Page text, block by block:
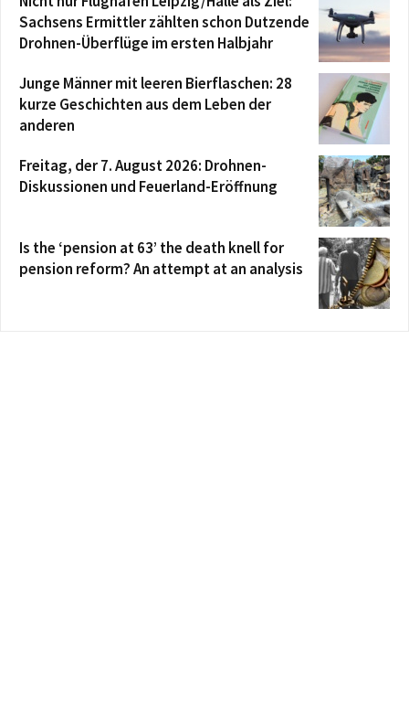
Sachsens Ermittler zählten schon Dutzende
Drohnen-Überflüge im ersten Halbjahr
Junge Männer mit leeren Bierflaschen: 28
kurze Geschichten aus dem Leben der
anderen
Freitag, der 7. August 2026: Drohnen-
Diskussionen und Feuerland-Eröffnung
Is the ‘pension at 63’ the death knell for
pension reform? An attempt at an analysis